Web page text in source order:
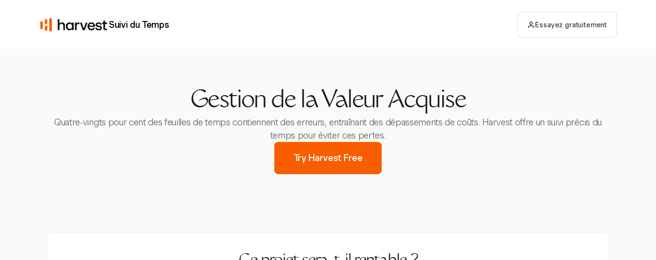
Suivi du Temps Essayez gratuitement
Gestion de la Valeur Acquise
Quatre-vingts pour cent des feuilles de temps contiennent des erreurs, entraînant des dépassements de coûts. Harvest offre un suivi précis du
temps pour éviter ces pertes.
Try Harvest Free